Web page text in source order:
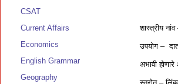
शास्त्रीय
उपयोग –
अभावी
CSAT
Current Affairs
Economics
English Grammar
Geography